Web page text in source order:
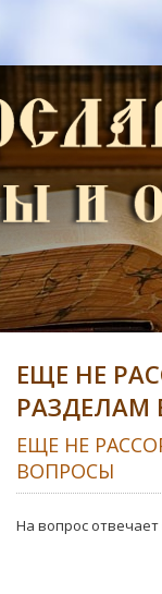
ЕЩЕ НЕ
РАЗДЕЛАМ
ЕЩЕ НЕ
ВОПРОСЫ
На вопрос